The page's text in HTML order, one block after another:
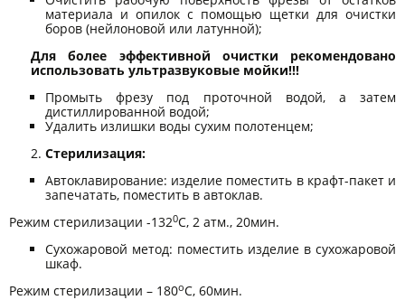
материала и опилок с помощью щетки для очистки
боров (нейлоновой или латунной);
Для более эффективной очистки рекомендовано
использовать ультразвуковые мойки!!!
Промыть фрезу под проточной водой, а затем
дистиллированной водой;
Удалить излишки воды сухим полотенцем;
Стерилизация:
Автоклавирование: изделие поместить в крафт-пакет и
запечатать, поместить в автоклав.
Режим стерилизации -1320С, 2 атм., 20мин.
Сухожаровой метод: поместить изделие в сухожаровой
шкаф.
Режим стерилизации – 180оС, 60мин.